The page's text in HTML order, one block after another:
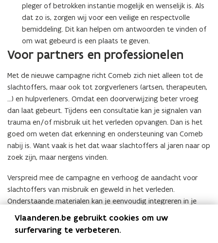
pleger of betrokken instantie mogelijk en wenselijk is. Als
dat zo is, zorgen wij voor een veilige en respectvolle
bemiddeling. Dit kan helpen om antwoorden te vinden of
om wat gebeurd is een plaats te geven.
Voor partners en professionelen
Met de nieuwe campagne richt Comeb zich niet alleen tot de
slachtoffers, maar ook tot zorgverleners (artsen, therapeuten,
…) en hulpverleners. Omdat een doorverwijzing beter vroeg
dan laat gebeurt. Tijdens een consultatie kan je signalen van
trauma en/of misbruik uit het verleden opvangen. Dan is het
goed om weten dat erkenning en ondersteuning van Comeb
nabij is. Want vaak is het dat waar slachtoffers al jaren naar op
zoek zijn, maar nergens vinden.
Verspreid mee de campagne en verhoog de aandacht voor
slachtoffers van misbruik en geweld in het verleden.
Onderstaande materialen kan je eenvoudig integreren in je
eigen communicatiekanalen.
Printklare affiches in A2-formaat
(
Vlaanderen.be gebruikt cookies om uw
surfervaring te verbeteren.